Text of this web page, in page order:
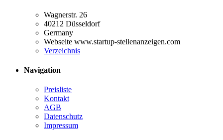
Wagnerstr. 26
40212 Düsseldorf
Germany
Webseite www.startup-stellenanzeigen.com
Verzeichnis
Navigation
Preisliste
Kontakt
AGB
Datenschutz
Impressum